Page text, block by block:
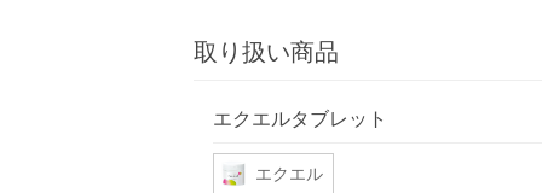
取り扱い商品
エクエルタブレット
エクエル